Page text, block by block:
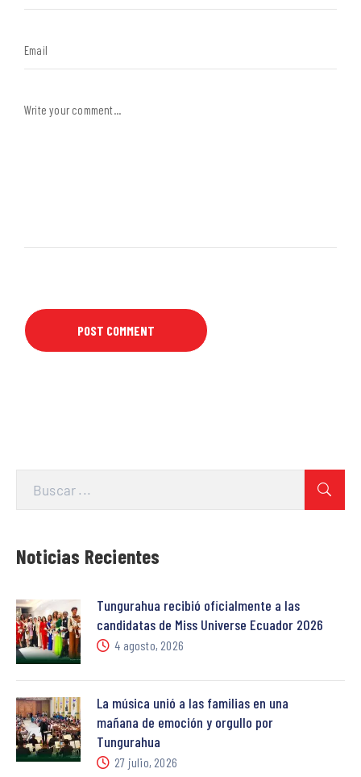
Noticias Recientes
Tungurahua recibió oficialmente a las
candidatas de Miss Universe Ecuador 2026
4 agosto, 2026
La música unió a las familias en una
mañana de emoción y orgullo por
Tungurahua
27 julio, 2026